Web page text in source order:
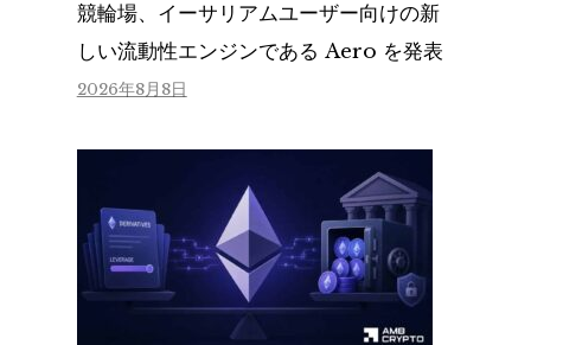
競輪場、イーサリアムユーザー向けの新
しい流動性エンジンである Aero を発表
2026年8月8日